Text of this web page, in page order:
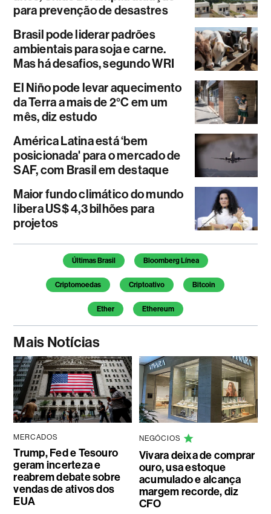
para prevenção de desastres
Brasil pode liderar padrões
ambientais para soja e carne.
Mas há desafios, segundo WRI
El Niño pode levar aquecimento
da Terra a mais de 2°C em um
mês, diz estudo
América Latina está ‘bem
posicionada' para o mercado de
SAF, com Brasil em destaque
Maior fundo climático do mundo
libera US$ 4,3 bilhões para
projetos
Temas deste artigo
Últimas Brasil Bloomberg Línea
Criptomoedas Criptoativo Bitcoin
Ether Ethereum
Mais Notícias
MERCADOS
Trump, Fed e Tesouro
geram incerteza e
reabrem debate sobre
vendas de ativos dos
EUA
NEGÓCIOS
Vivara deixa de comprar
ouro, usa estoque
acumulado e alcança
margem recorde, diz
CFO